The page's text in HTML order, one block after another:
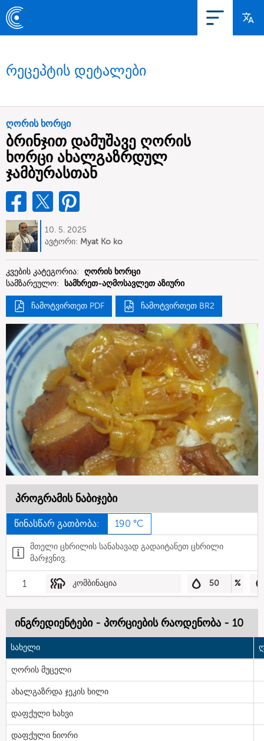
რეცეპტის დეტალები
ღორის ხორცი
ბრინჯით დამუშავე ღორის
ხორცი ახალგაზრდულ
ჯამბურასთან
10. 5. 2025
ავტორი: Myat Ko ko
კვების კატეგორია: ღორის ხორცი
სამზარეულო: სამხრეთ-აღმოსავლეთ აზიური
ჩამოტვირთეთ PDF ჩამოტვირთეთ BR2
პროგრამის ნაბიჯები
წინასწარ გათბობა: 190 °C
მთელი ცხრილის სანახავად გადაიტანეთ ცხრილი
მარჯვნივ.
1 კომბინაცია 50 %
ინგრედიენტები - პორციების რაოდენობა - 10
სახელი
ღორის მუცელი
ახალგაზრდა ჯეკის ხილი
დაფქული ხახვი
დაფქული ნიორი